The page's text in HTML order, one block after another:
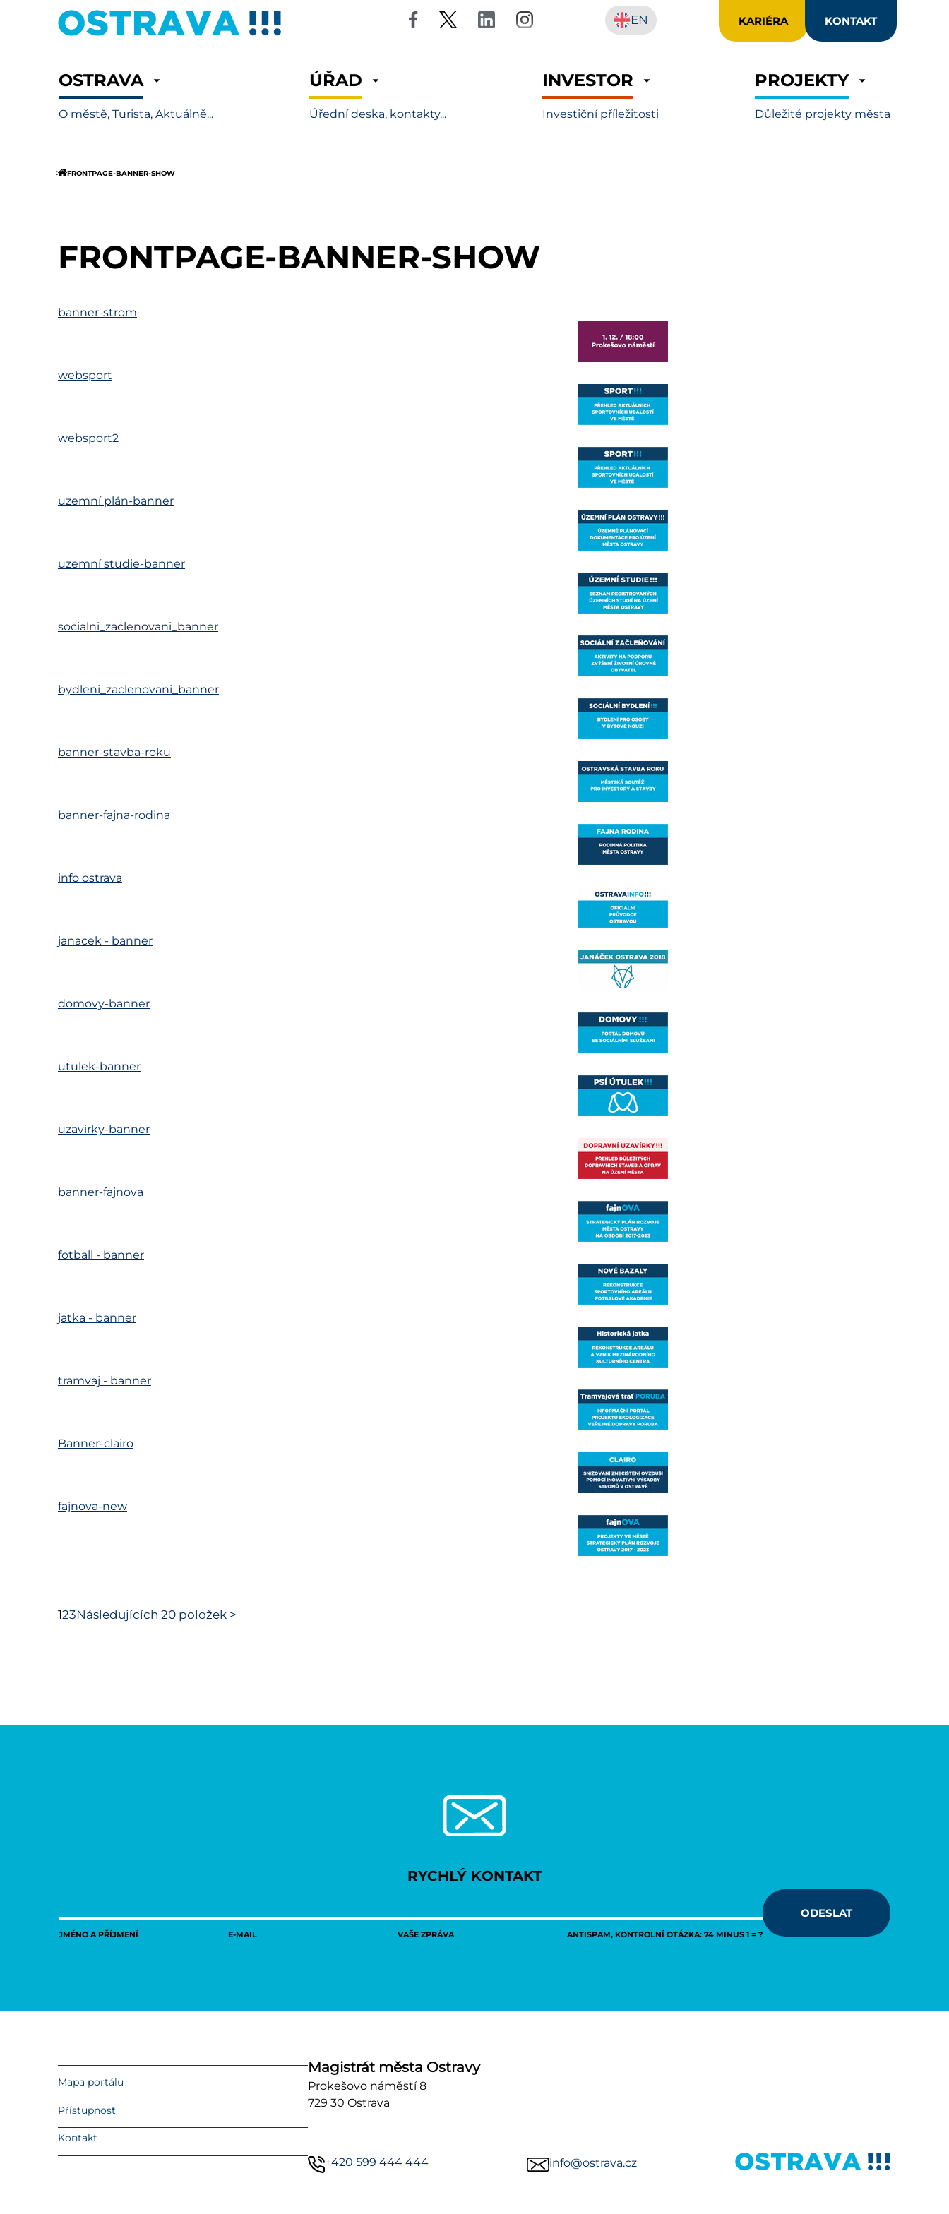
KARIÉRA KONTAKT
EN
OSTRAVA
O městě, Turista, Aktuálně...
ÚŘAD
Úřední deska, kontakty...
INVESTOR
Investiční příležitosti
PROJEKTY
Důležité projekty města
FRONTPAGE-BANNER-SHOW
FRONTPAGE-BANNER-SHOW
banner-strom
websport
websport2
uzemní plán-banner
uzemní studie-banner
socialni_zaclenovani_banner
bydleni_zaclenovani_banner
banner-stavba-roku
banner-fajna-rodina
info ostrava
janacek - banner
domovy-banner
utulek-banner
uzavirky-banner
banner-fajnova
fotball - banner
jatka - banner
tramvaj - banner
Banner-clairo
fajnova-new
123Následujících 20 položek >
RYCHLÝ KONTAKT
JMÉNO A PŘÍJMENÍ E-MAIL VAŠE ZPRÁVA ANTISPAM, KONTROLNÍ OTÁZKA: 74 MINUS 1 = ?
ODESLAT
Mapa portálu
Přístupnost
Kontakt
Magistrát města Ostravy
Prokešovo náměstí 8
729 30 Ostrava
+420 599 444 444 info@ostrava.cz